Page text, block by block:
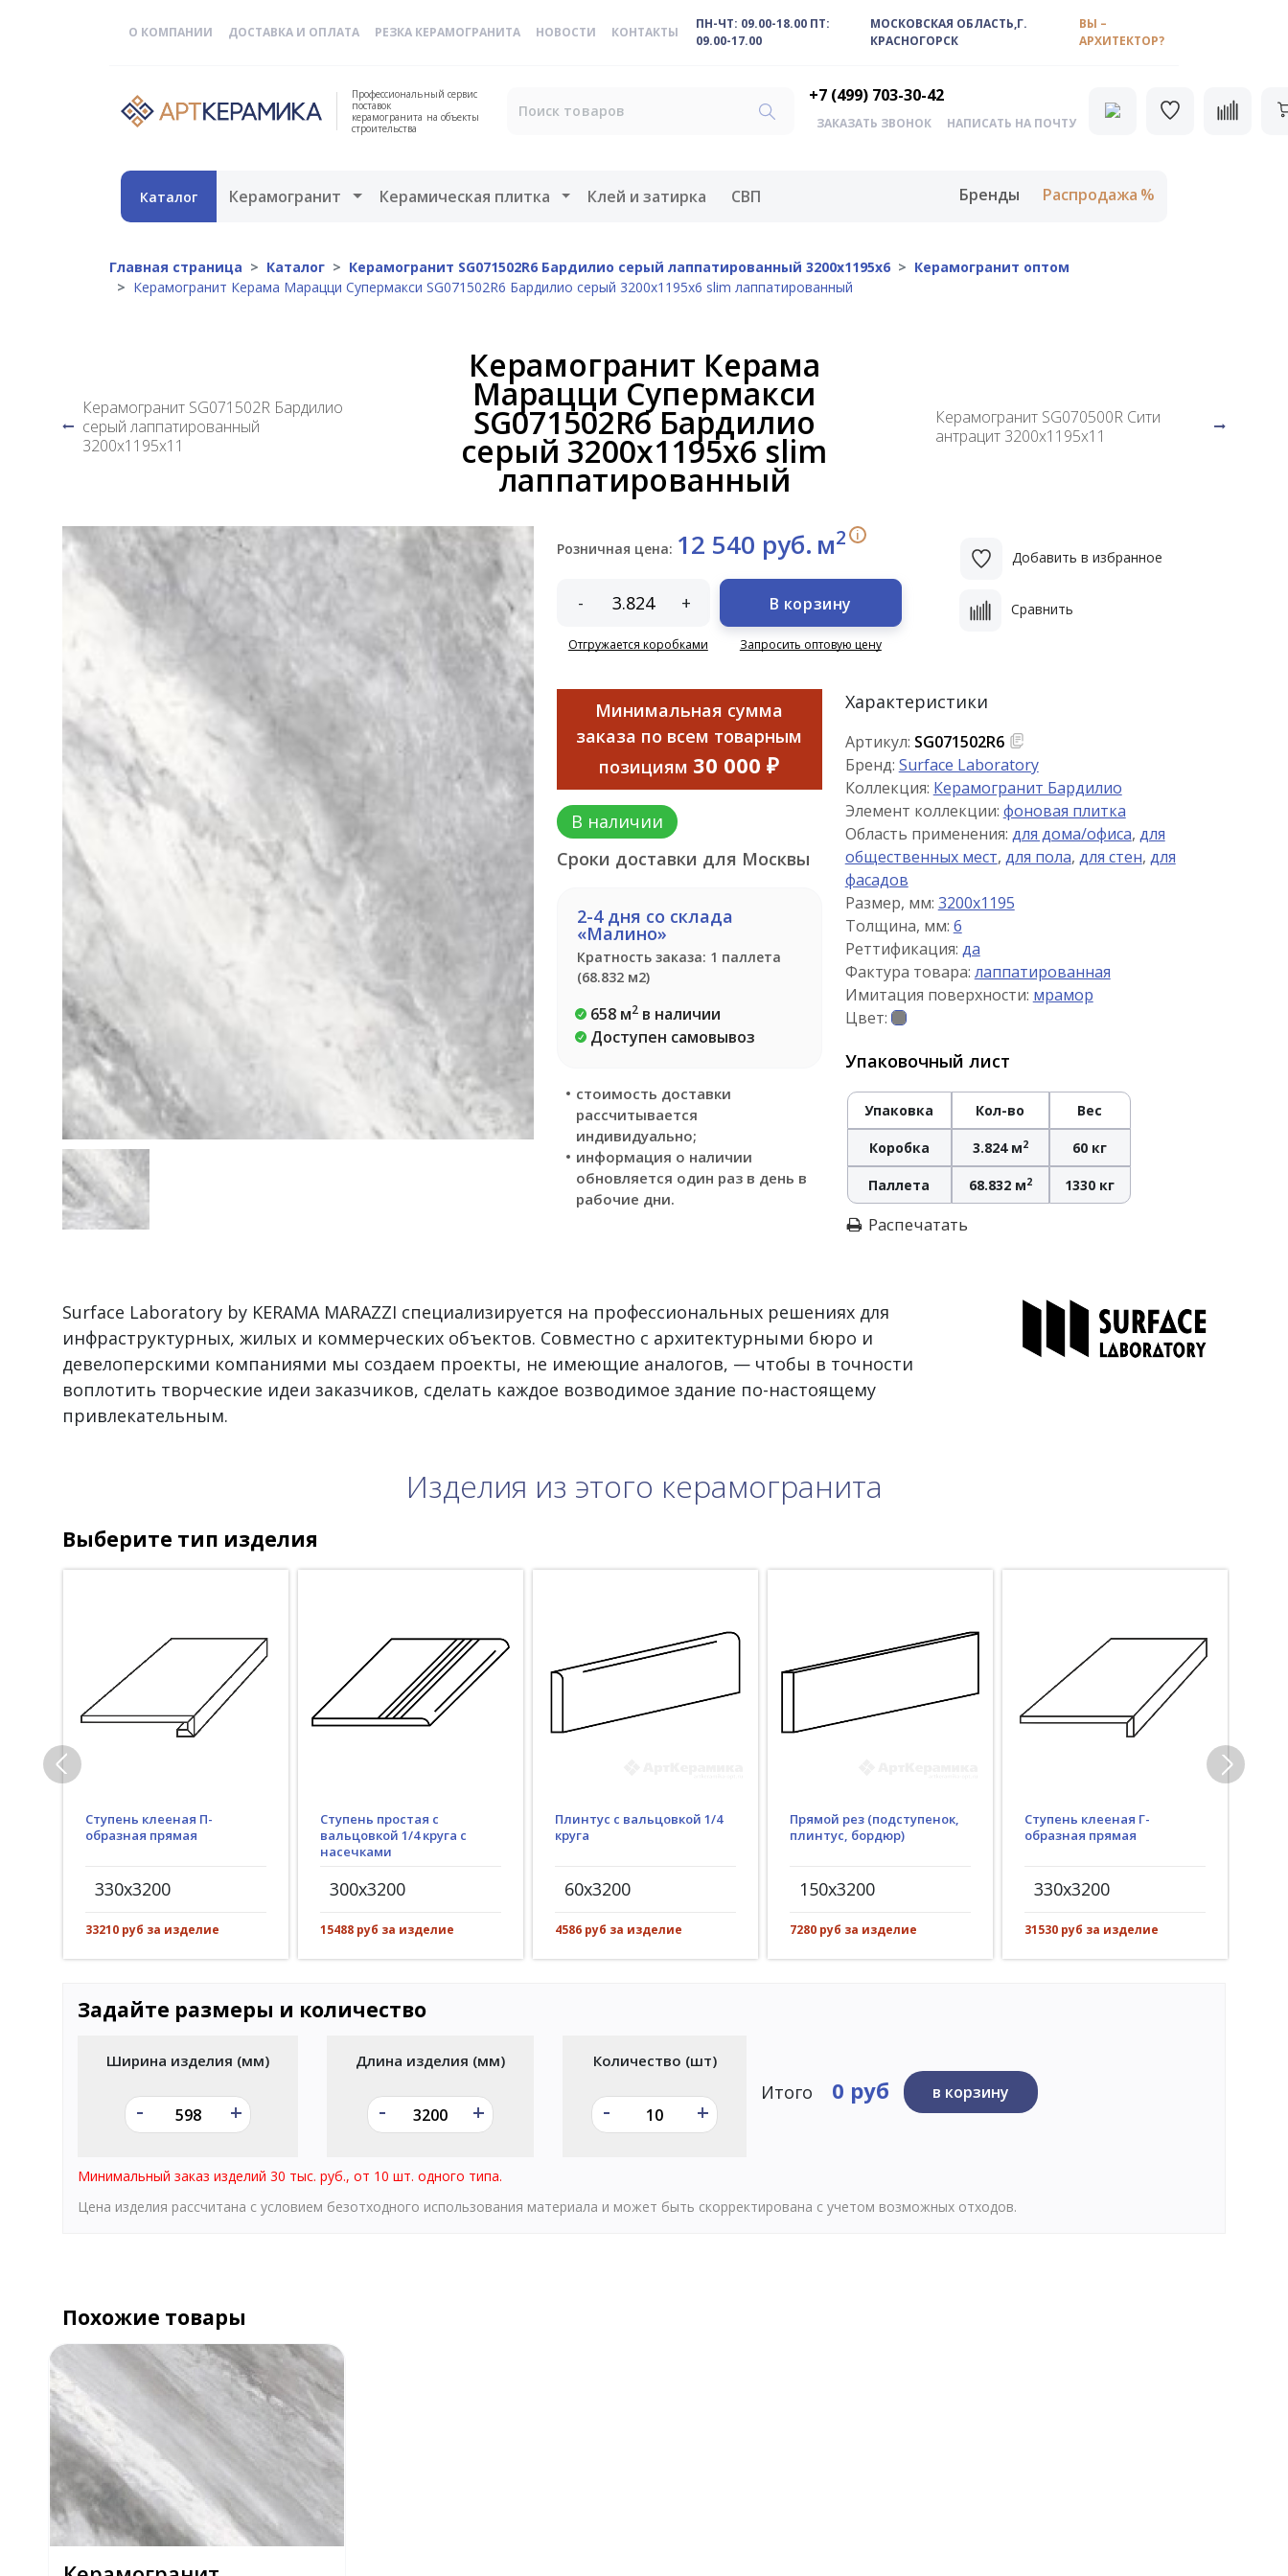
О КОМПАНИИ ДОСТАВКА И ОПЛАТА РЕЗКА КЕРАМОГРАНИТА НОВОСТИ КОНТАКТЫ
ПН-ЧТ: 09.00-18.00 ПТ:
09.00-17.00
МОСКОВСКАЯ ОБЛАСТЬ,Г.
КРАСНОГОРСК
ВЫ –
АРХИТЕКТОР?
Профессиональный сервис
поставок
керамогранита на объекты
строительства
+7 (499) 703-30-42
ЗАКАЗАТЬ ЗВОНОК НАПИСАТЬ НА ПОЧТУ
Каталог Керамогранит Открыть меню
Керамическая плитка Открыть меню
Клей и затирка СВП Бренды Распродажа
Главная страница Каталог Керамогранит SG071502R6 Бардилио серый лаппатированный 3200х1195х6
Керамогранит оптом
Керамогранит Керама Марацци Супермакси SG071502R6 Бардилио серый 3200x1195x6 slim лаппатированный
Керамогранит SG071502R Бардилио
серый лаппатированный
3200х1195х11
Керамогранит Керама
Марацци Супермакси
SG071502R6 Бардилио
серый 3200x1195x6 slim
лаппатированный
Керамогранит SG070500R Сити
антрацит 3200х1195х11
Розничная цена: 12 540 руб. м2 i
- +
Отгружается коробками
В корзину
Запросить оптовую цену
Добавить в избранное
Сравнить
Минимальная сумма
заказа по всем товарным
позициям 30 000 ₽
В наличии
Сроки доставки для Москвы
2-4 дня со склада
«Малино»
Кратность заказа: 1 паллета
(68.832 м2)
658 м2в наличии
Доступен самовывоз
стоимость доставки
рассчитывается
индивидуально;
информация о наличии
обновляется один раз в день в
рабочие дни.
Характеристики
Артикул: SG071502R6
Бренд: Surface Laboratory
Коллекция: Керамогранит Бардилио
Элемент коллекции: фоновая плитка
Область применения: для дома/офиса, для
общественных мест, для пола, для стен, для
фасадов
Размер, мм: 3200x1195
Толщина, мм: 6
Реттификация: да
Фактура товара: лаппатированная
Имитация поверхности: мрамор
Цвет:
Упаковочный лист
Упаковка Кол-во Вес
Коробка 3.824 м2 60 кг
Паллета 68.832 м2 1330 кг
Распечатать
Surface Laboratory by KERAMA MARAZZI специализируется на профессиональных решениях для
инфраструктурных, жилых и коммерческих объектов. Совместно с архитектурными бюро и
девелоперскими компаниями мы создаем проекты, не имеющие аналогов, — чтобы в точности
воплотить творческие идеи заказчиков, сделать каждое возводимое здание по-настоящему
привлекательным.
Изделия из этого керамогранита
Выберите тип изделия
Ступень клееная П-
образная прямая
330x3200
33210 руб за изделие
Ступень простая с
вальцовкой 1/4 круга с
насечками
300x3200
15488 руб за изделие
Плинтус с вальцовкой 1/4
круга
60x3200
4586 руб за изделие
Прямой рез (подступенок,
плинтус, бордюр)
150x3200
7280 руб за изделие
Ступень клееная Г-
образная прямая
330x3200
31530 руб за изделие
Задайте размеры и количество
Ширина изделия (мм)
- +
Длина изделия (мм)
- +
Количество (шт)
- +
Итого 0 руб в корзину
Минимальный заказ изделий 30 тыс. руб., от 10 шт. одного типа.
Цена изделия рассчитана с условием безотходного использования материала и может быть скорректирована с учетом возможных отходов.
Похожие товары